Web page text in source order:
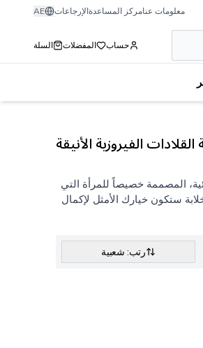
معلومات عنامركز المساعدةالإرجاعات AE
حساب المفضلات السلة
الفيروزية الأنيقة
، المصممة خصيصاً للمرأة التي
ستكون خيارك الأمثل لإكمال
رتب: شعبية